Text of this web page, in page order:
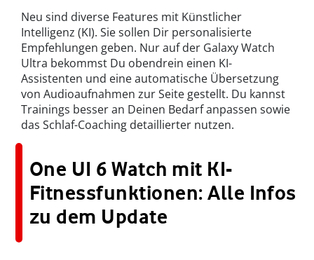
Neu sind diverse Features mit Künstlicher
Intelligenz (KI). Sie sollen Dir personalisierte
Empfehlungen geben. Nur auf der Galaxy Watch
Ultra bekommst Du obendrein einen KI-
Assistenten und eine automatische Übersetzung
von Audioaufnahmen zur Seite gestellt. Du kannst
Trainings besser an Deinen Bedarf anpassen sowie
das Schlaf-Coaching detaillierter nutzen.
One UI 6 Watch mit KI-
Fitnessfunktionen: Alle Infos
zu dem Update